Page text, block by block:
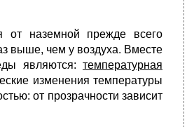
от наземной прежде всего
выше, чем у воздуха. Вместе
являются: температурная
изменения температуры
от прозрачности зависит